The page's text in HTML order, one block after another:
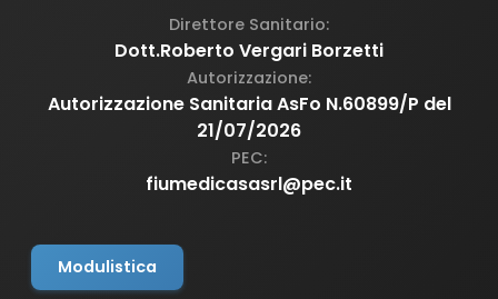
Direttore Sanitario:
Dott.Roberto Vergari Borzetti
Autorizzazione:
Autorizzazione Sanitaria AsFo N.60899/P del
21/07/2026
PEC:
fiumedicasasrl@pec.it
Modulistica